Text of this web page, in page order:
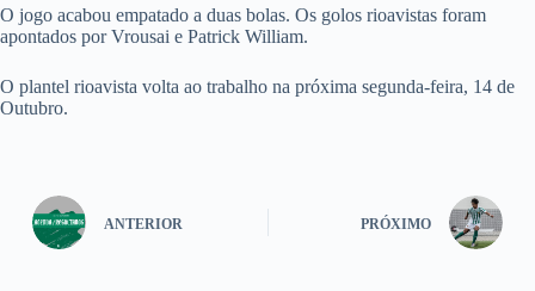
O jogo acabou empatado a duas bolas. Os golos rioavistas foram
apontados por Vrousai e Patrick William.
O plantel rioavista volta ao trabalho na próxima segunda-feira, 14 de
Outubro.
ANTERIOR PRÓXIMO